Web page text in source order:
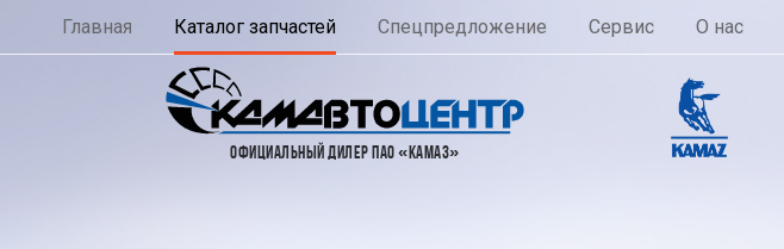
Главная Каталог запчастей Спецпредложение Сервис О нас
ОФИЦИАЛЬНЫЙ ДИЛЕР ПАО «КАМАЗ»